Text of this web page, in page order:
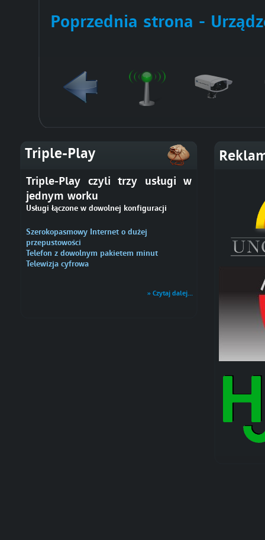
Poprzednia strona -
Triple-Play
Triple-Play czyli trzy usługi w
jednym worku
Usługi łączone w dowolnej konfiguracji
Szerokopasmowy Internet o dużej
przepustowości
Telefon z dowolnym pakietem minut
Telewizja cyfrowa
» Czytaj dalej...